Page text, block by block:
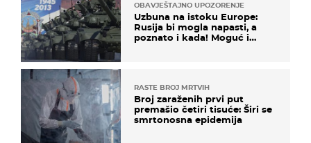
OBAVJEŠTAJNO UPOZORENJE
Uzbuna na istoku Europe:
Rusija bi mogla napasti, a
poznato i kada! Moguć i
RASTE BROJ MRTVIH
Broj zaraženih prvi put
premašio četiri tisuće: Širi se
smrtonosna epidemija